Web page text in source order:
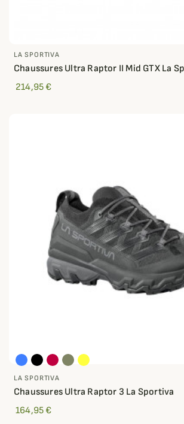
LA SPORTIVA
Chaussures Ultra Raptor II Mid GTX La
214,95 €
LA SPORTIVA
Chaussures Ultra Raptor 3 La Sportiva
164,95 €